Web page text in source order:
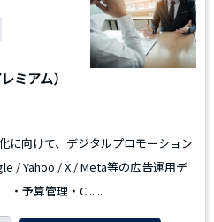
ミアム）
に向けて、デジタルプロモーション
/ Yahoo / X / Meta等の広告運用デ
・予算管理・C......